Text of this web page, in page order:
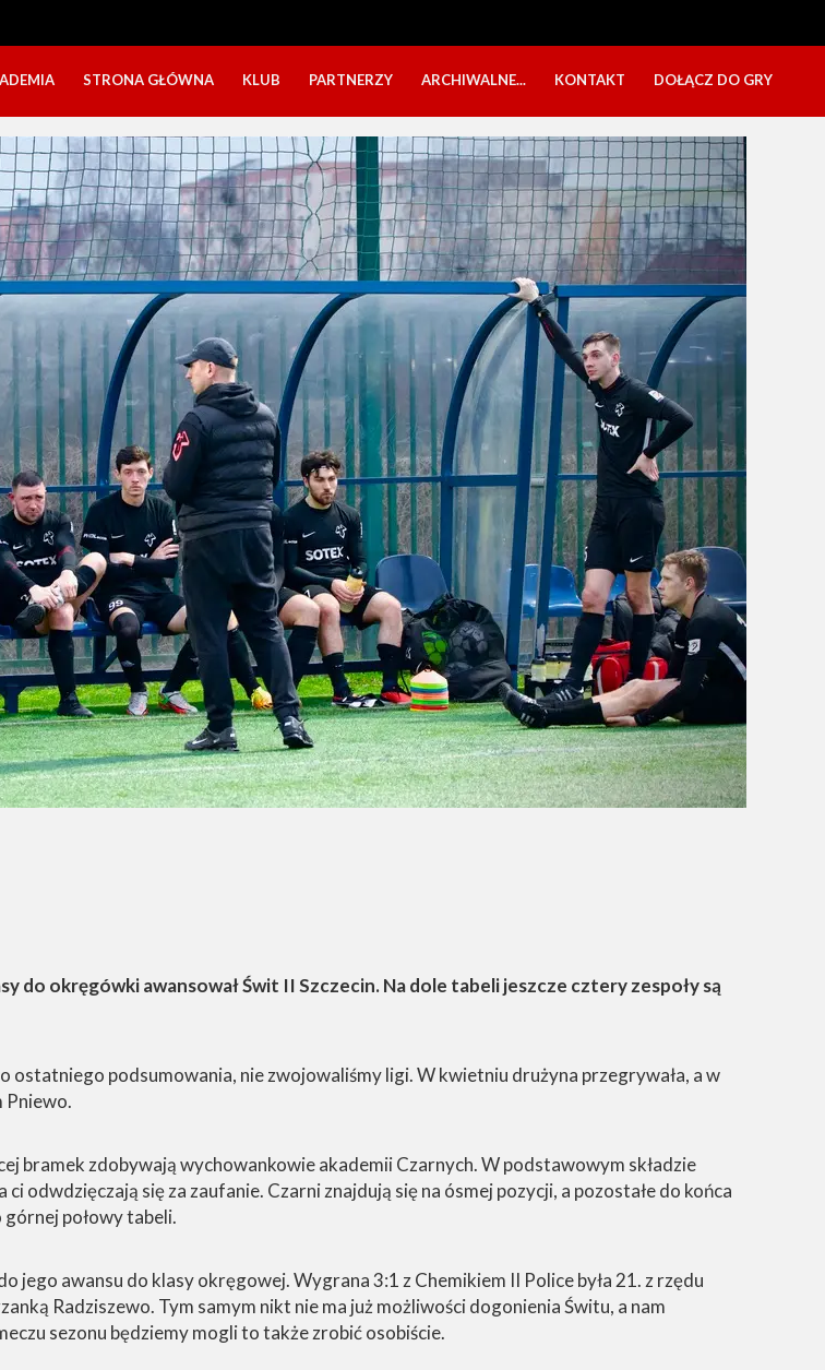
do okręgówki awansował Świt II Szczecin. Na dole tabeli jeszcze cztery zespoły są
ostatniego podsumowania, nie zwojowaliśmy ligi. W kwietniu drużyna przegrywała, a w
Pniewo.
bramek zdobywają wychowankowie akademii Czarnych. W podstawowym składzie
odwdzięczają się za zaufanie. Czarni znajdują się na ósmej pozycji, a pozostałe do końca
połowy tabeli.
jego awansu do klasy okręgowej. Wygrana 3:1 z Chemikiem II Police była 21. z rzędu
Radziszewo. Tym samym nikt nie ma już możliwości dogonienia Świtu, a nam
sezonu będziemy mogli to także zrobić osobiście.
DZIECI
TRENERSKI
RODZICÓW O OBOZACH
STRONA GŁÓWNA KLUB
NASZE DZIEŁA
PARTNERZY ARCHIWALNE...
PÓŁKOLONIE 2025
SBO 2023
CZARNI W MEDIACH
KADRA 2006
FESTYN CHARYTATYWNY
CZAS NA DZIEWCZYNY
OBÓZ W ZATONIU 2020
OBÓZ W KALISZU 2020
FOTORELACJE
VIDEO
OFERTA LATO 2020
ARCHIWUM OBOZÓW
WYNIKI
KONTAKT DOŁĄCZ DO GRY
NABÓR SENIORÓW